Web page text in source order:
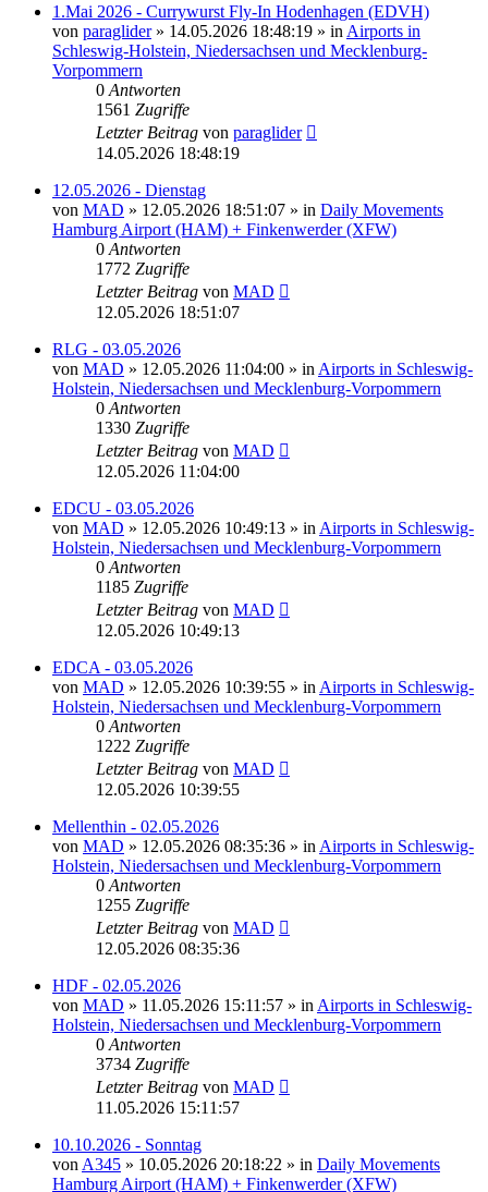
1.Mai 2026 - Currywurst Fly-In Hodenhagen (EDVH)
von paraglider» 14.05.2026 18:48:19 » in Airports in
Schleswig-Holstein, Niedersachsen und Mecklenburg-
Vorpommern
0 Antworten
1561 Zugriffe
Letzter Beitrag von paraglider
14.05.2026 18:48:19
12.05.2026 - Dienstag
von MAD » 12.05.2026 18:51:07 » in Daily Movements
Hamburg Airport (HAM) + Finkenwerder (XFW)
0 Antworten
1772 Zugriffe
Letzter Beitrag von MAD
12.05.2026 18:51:07
RLG - 03.05.2026
von MAD » 12.05.2026 11:04:00 » in Airports in Schleswig-
Holstein, Niedersachsen und Mecklenburg-Vorpommern
0 Antworten
1330 Zugriffe
Letzter Beitrag von MAD
12.05.2026 11:04:00
EDCU - 03.05.2026
von MAD » 12.05.2026 10:49:13 » in Airports in Schleswig-
Holstein, Niedersachsen und Mecklenburg-Vorpommern
0 Antworten
1185 Zugriffe
Letzter Beitrag von MAD
12.05.2026 10:49:13
EDCA - 03.05.2026
von MAD » 12.05.2026 10:39:55 » in Airports in Schleswig-
Holstein, Niedersachsen und Mecklenburg-Vorpommern
0 Antworten
1222 Zugriffe
Letzter Beitrag von MAD
12.05.2026 10:39:55
Mellenthin - 02.05.2026
von MAD » 12.05.2026 08:35:36 » in Airports in Schleswig-
Holstein, Niedersachsen und Mecklenburg-Vorpommern
0 Antworten
1255 Zugriffe
Letzter Beitrag von MAD
12.05.2026 08:35:36
HDF - 02.05.2026
von MAD » 11.05.2026 15:11:57 » in Airports in Schleswig-
Holstein, Niedersachsen und Mecklenburg-Vorpommern
0 Antworten
3734 Zugriffe
Letzter Beitrag von MAD
11.05.2026 15:11:57
10.10.2026 - Sonntag
von A345 » 10.05.2026 20:18:22 » in Daily Movements
Hamburg Airport (HAM) + Finkenwerder (XFW)